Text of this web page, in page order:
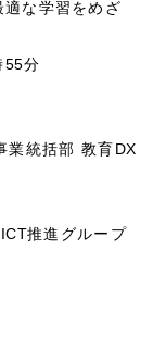
な学習をめざ
55分
業統括部 教育DX
ICT推進グループ